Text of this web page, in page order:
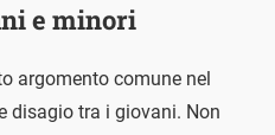
e minori
argomento comune nel
disagio tra i giovani. Non